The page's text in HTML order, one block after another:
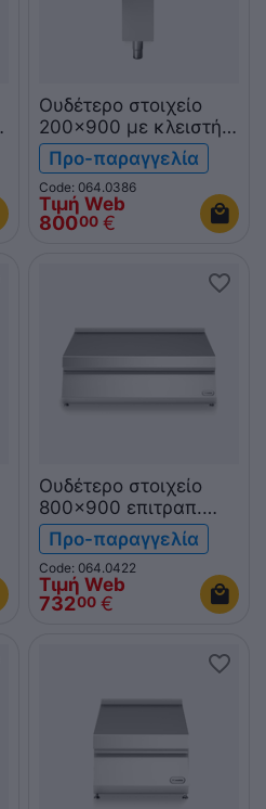
Ουδέτερο στοιχείο
200x900 με κλειστή
βάση R90/20PLN/P
ROC900
Προ-παραγγελία
Code: 064.0386
Τιμή Web
80000 €
Ουδέτερο στοιχείο
800x900 επιτραπ.
R90/80PLN/T ROC900
Προ-παραγγελία
Code: 064.0422
Τιμή Web
73200 €